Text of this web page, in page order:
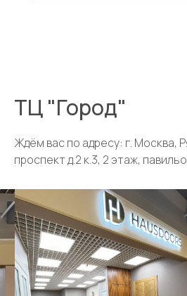
ТЦ "Город"
Ждём вас по адресу: г. Москва,
проспект д.2 к.3, 2 этаж,